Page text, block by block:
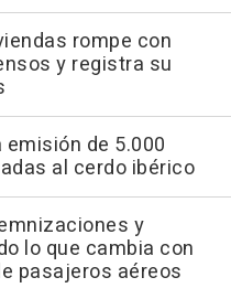
rompe con
y registra su
de 5.000
al cerdo ibérico
y
lo que cambia con
pasajeros aéreos